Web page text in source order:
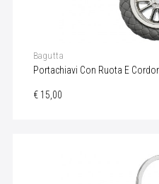
Bagutta
Portachiavi Con Ruota E
€ 15,00